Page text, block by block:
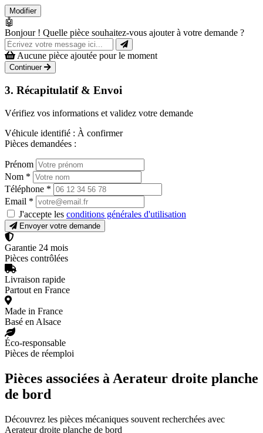
Modifier
🤖
Bonjour ! Quelle pièce souhaitez-vous ajouter à votre demande ?
Aucune pièce ajoutée pour le moment
Continuer
3. Récapitulatif & Envoi
Vérifiez vos informations et validez votre demande
Véhicule identifié : À confirmer
Pièces demandées :
Prénom
Nom *
Téléphone *
Email *
J'accepte les conditions générales d'utilisation
Envoyer votre demande
Garantie 24 mois
Pièces contrôlées
Livraison rapide
Partout en France
Made in France
Basé en Alsace
Éco-responsable
Pièces de réemploi
Pièces associées à Aerateur droite planche
de bord
Découvrez les pièces mécaniques souvent recherchées avec
Aerateur droite planche de bord